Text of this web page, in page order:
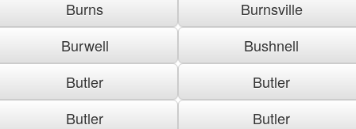
Burns
Burnsville
Burwell
Bushnell
Butler
Butler
Butler
Butler